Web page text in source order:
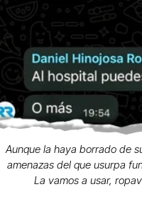
Aunque la haya borrado de
amenazas del que usurpa
La vamos a usar,